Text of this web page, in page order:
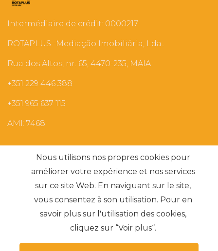
Intermédiaire de crédit: 0000217
ROTAPLUS -Mediação Imobiliária, Lda..
Rua dos Altos, nr. 65, 4470-235, MAIA
+351 229 446 388
+351 965 637 115
AMI: 7468
Recherches les plus fréquentes
S'abonner
Nous utilisons nos propres cookies pour
améliorer votre expérience et nos services
sur ce site Web. En naviguant sur le site,
vous consentez à son utilisation. Pour en
savoir plus sur l'utilisation des cookies,
cliquez sur “Voir plus“.